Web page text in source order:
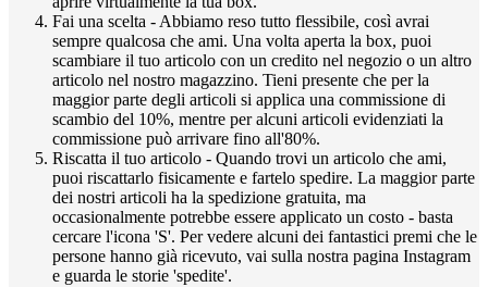
Fai una scelta - Abbiamo reso tutto flessibile, così avrai
sempre qualcosa che ami. Una volta aperta la box, puoi
scambiare il tuo articolo con un credito nel negozio o un altro
articolo nel nostro magazzino. Tieni presente che per la
maggior parte degli articoli si applica una commissione di
scambio del 10%, mentre per alcuni articoli evidenziati la
commissione può arrivare fino all'80%.
Riscatta il tuo articolo - Quando trovi un articolo che ami,
puoi riscattarlo fisicamente e fartelo spedire. La maggior parte
dei nostri articoli ha la spedizione gratuita, ma
occasionalmente potrebbe essere applicato un costo - basta
cercare l'icona 'S'. Per vedere alcuni dei fantastici premi che le
persone hanno già ricevuto, vai sulla nostra pagina Instagram
e guarda le storie 'spedite'.